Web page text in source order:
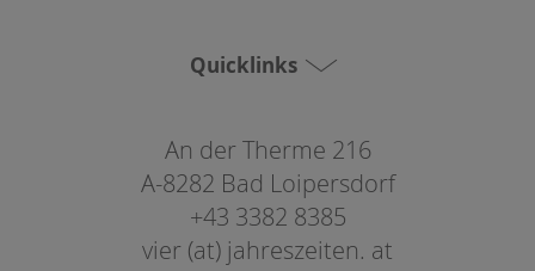
Quicklinks
An der Therme 216
A-8282 Bad Loipersdorf
+43 3382 8385
vier (at) jahreszeiten. at